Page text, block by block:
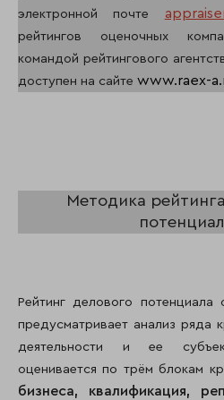
электронной почте
рейтингов оценочных
командой рейтингового
доступен на сайте www.raex-
Методика
Рейтинг делового потенциала
предусматривает анализ ряда
деятельности и ее
оценивается по трём блокам
бизнеса,
квалификация,